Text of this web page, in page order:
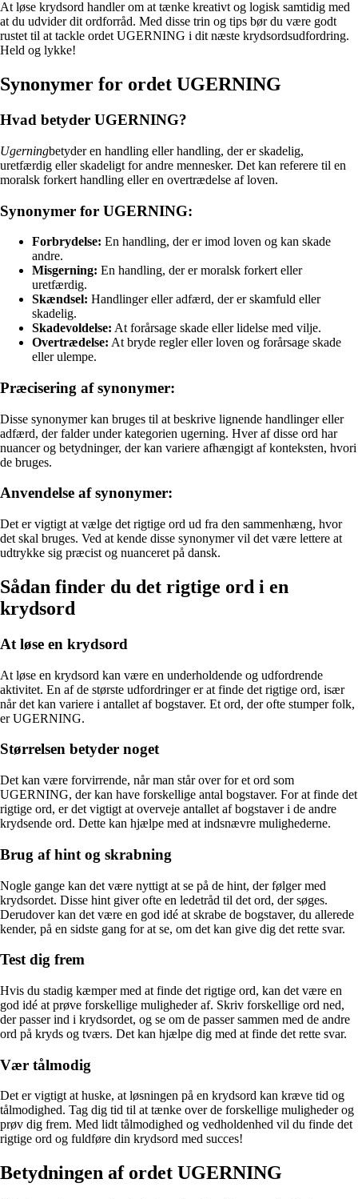
At løse krydsord handler om at tænke kreativt og logisk samtidig med
at du udvider dit ordforråd. Med disse trin og tips bør du være godt
rustet til at tackle ordet UGERNING i dit næste krydsordsudfordring.
Held og lykke!
Synonymer for ordet UGERNING
Hvad betyder UGERNING?
Ugerningbetyder en handling eller handling, der er skadelig,
uretfærdig eller skadeligt for andre mennesker. Det kan referere til en
moralsk forkert handling eller en overtrædelse af loven.
Synonymer for UGERNING:
Forbrydelse: En handling, der er imod loven og kan skade
andre.
Misgerning: En handling, der er moralsk forkert eller
uretfærdig.
Skændsel: Handlinger eller adfærd, der er skamfuld eller
skadelig.
Skadevoldelse: At forårsage skade eller lidelse med vilje.
Overtrædelse: At bryde regler eller loven og forårsage skade
eller ulempe.
Præcisering af synonymer:
Disse synonymer kan bruges til at beskrive lignende handlinger eller
adfærd, der falder under kategorien ugerning. Hver af disse ord har
nuancer og betydninger, der kan variere afhængigt af konteksten, hvori
de bruges.
Anvendelse af synonymer:
Det er vigtigt at vælge det rigtige ord ud fra den sammenhæng, hvor
det skal bruges. Ved at kende disse synonymer vil det være lettere at
udtrykke sig præcist og nuanceret på dansk.
Sådan finder du det rigtige ord i en
krydsord
At løse en krydsord
At løse en krydsord kan være en underholdende og udfordrende
aktivitet. En af de største udfordringer er at finde det rigtige ord, især
når det kan variere i antallet af bogstaver. Et ord, der ofte stumper folk,
er UGERNING.
Størrelsen betyder noget
Det kan være forvirrende, når man står over for et ord som
UGERNING, der kan have forskellige antal bogstaver. For at finde det
rigtige ord, er det vigtigt at overveje antallet af bogstaver i de andre
krydsende ord. Dette kan hjælpe med at indsnævre mulighederne.
Brug af hint og skrabning
Nogle gange kan det være nyttigt at se på de hint, der følger med
krydsordet. Disse hint giver ofte en ledetråd til det ord, der søges.
Derudover kan det være en god idé at skrabe de bogstaver, du allerede
kender, på en sidste gang for at se, om det kan give dig det rette svar.
Test dig frem
Hvis du stadig kæmper med at finde det rigtige ord, kan det være en
god idé at prøve forskellige muligheder af. Skriv forskellige ord ned,
der passer ind i krydsordet, og se om de passer sammen med de andre
ord på kryds og tværs. Det kan hjælpe dig med at finde det rette svar.
Vær tålmodig
Det er vigtigt at huske, at løsningen på en krydsord kan kræve tid og
tålmodighed. Tag dig tid til at tænke over de forskellige muligheder og
prøv dig frem. Med lidt tålmodighed og vedholdenhed vil du finde det
rigtige ord og fuldføre din krydsord med succes!
Betydningen af ordet UGERNING